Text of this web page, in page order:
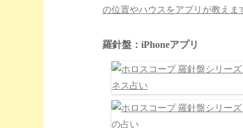
の位置やハウスをアプリが教えま
羅針盤：iPhoneアプリ